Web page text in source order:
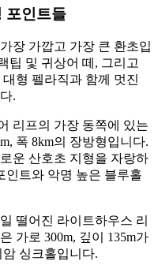
포인트들
장 가깝고 가장 큰 환초입
팁 및 귀상어 떼, 그리고
형 펠라직과 함께 멋진
.
리프의 가장 동쪽에 있는
폭 8km의 장방형입니다.
운 산호초 지형을 자랑하
인트와 악명 높은 블루홀
떨어진 라이트하우스 리
가로 300m, 깊이 135m가
싱크홀입니다.